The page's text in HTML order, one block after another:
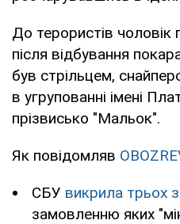
До терористів чоловік
після відбування
був стрільцем,
в угрупованні імені
прізвисько "Мальок".
Як повідомляв
СБУ викрила трьох
замовленню яких